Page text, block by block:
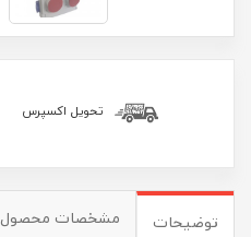
تحویل اکسپرس
توضیحات مشخصات محصول